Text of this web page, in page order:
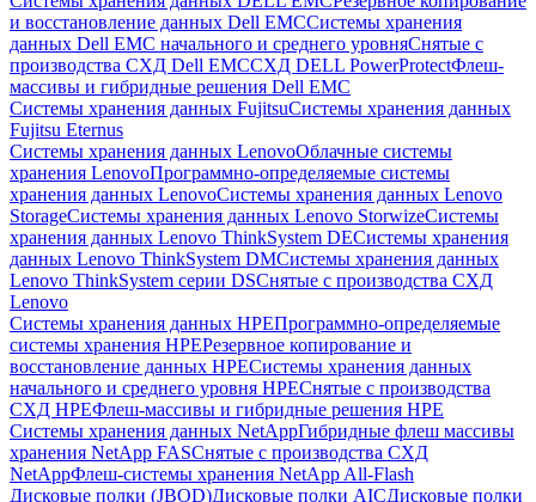
и восстановление данных Dell EMCСистемы хранения
данных Dell EMC начального и среднего уровняСнятые с
производства СХД Dell EMCСХД DELL PowerProtectФлеш-
массивы и гибридные решения Dell EMC
Системы хранения данных FujitsuСистемы хранения данных
Fujitsu Eternus
Системы хранения данных LenovoОблачные системы
хранения LenovoПрограммно-определяемые системы
хранения данных LenovoСистемы хранения данных Lenovo
StorageСистемы хранения данных Lenovo StorwizeСистемы
хранения данных Lenovo ThinkSystem DEСистемы хранения
данных Lenovo ThinkSystem DMСистемы хранения данных
Lenovo ThinkSystem серии DSСнятые с производства СХД
Lenovo
Системы хранения данных HPEПрограммно-определяемые
системы хранения HPEРезервное копирование и
восстановление данных HPEСистемы хранения данных
начального и среднего уровня HPEСнятые с производства
СХД HPEФлеш-массивы и гибридные решения HPE
Cистемы хранения данных NetAppГибридные флеш массивы
хранения NetApp FASСнятые с производства СХД
NetAppФлеш-системы хранения NetApp All-Flash
Дисковые полки (JBOD)Дисковые полки AICДисковые полки